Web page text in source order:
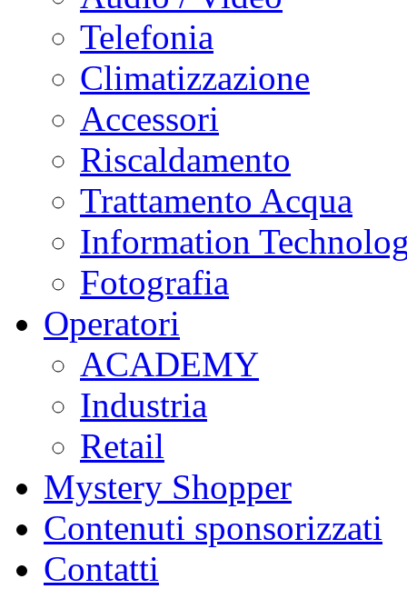
Telefonia
Climatizzazione
Accessori
Riscaldamento
Trattamento Acqua
Information
Fotografia
Operatori
ACADEMY
Industria
Retail
Mystery Shopper
Contenuti sponsorizzati
Contatti